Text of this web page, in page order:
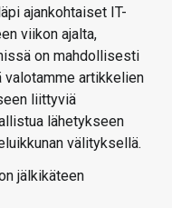
ajankohtaiset IT-
viikon ajalta,
on mahdollisesti
artikkelien
liittyviä
lähetykseen
välityksellä.
jälkikäteen